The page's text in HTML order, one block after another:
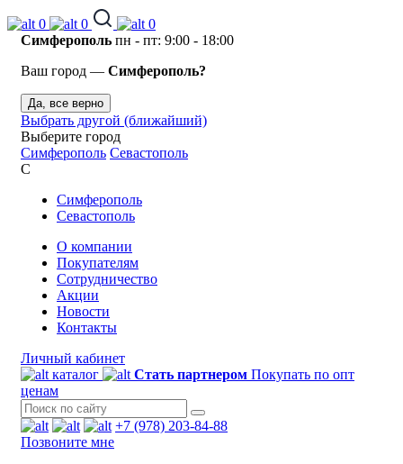
0 0
0
Симферополь пн - пт: 9:00 - 18:00
Ваш город — Симферополь?
Да, все верно
Выбрать другой (ближайший)
Выберите город
Симферополь Севастополь
С
Симферополь
Севастополь
О компании
Покупателям
Сотрудничество
Акции
Новости
Контакты
Личный кабинет
каталог
Стать партнером Покупать по опт
ценам
+7 (978) 203-84-88
Позвоните мне